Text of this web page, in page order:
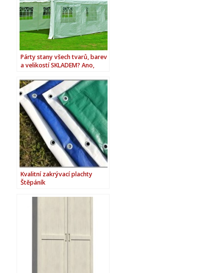
Párty stany všech tvarů, barev
a velikostí SKLADEM? Ano,
Kvalitní zakrývací plachty
Štěpáník